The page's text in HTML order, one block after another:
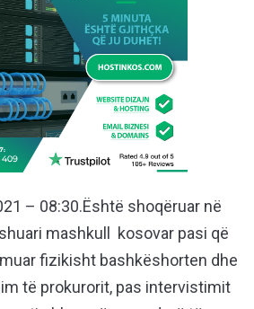
– 08:30.Është shoqëruar në
mashkull kosovar pasi që
fizikisht bashkëshorten dhe
të prokurorit, pas intervistimit